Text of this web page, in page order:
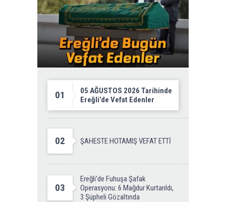
01
05 AĞUSTOS 2026 Tarihinde
Ereğli’de Vefat Edenler
02 ŞAHESTE HOTAMIŞ VEFAT ETTİ
03
Ereğli’de Fuhuşa Şafak
Operasyonu: 6 Mağdur Kurtarıldı,
3 Şüpheli Gözaltında